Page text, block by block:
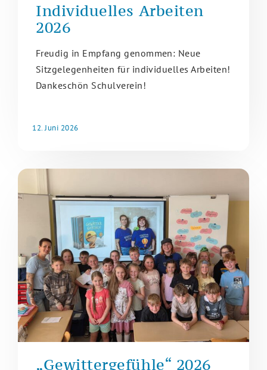
Individuelles Arbeiten
2026
Freudig in Empfang genommen: Neue
Sitzgelegenheiten für individuelles Arbeiten!
Dankeschön Schulverein!
12. Juni 2026
„Gewittergefühle“ 2026